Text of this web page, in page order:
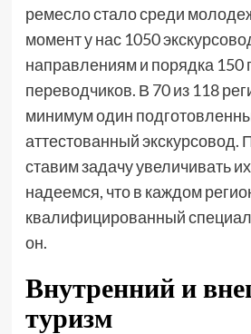
ремесло стало среди
момент у нас 1050
направлениям и порядка 150
переводчиков. В 70 из 118
минимум один
аттестованный экскурсовод.
ставим задачу увеличивать
надеемся, что в каждом
квалифицированный
он.
Внутренний и
туризм